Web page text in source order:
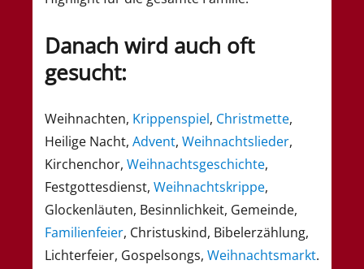
Danach wird auch oft
gesucht:
Weihnachten, Krippenspiel, Christmette,
Heilige Nacht, Advent, Weihnachtslieder,
Kirchenchor, Weihnachtsgeschichte,
Festgottesdienst, Weihnachtskrippe,
Glockenläuten, Besinnlichkeit, Gemeinde,
Familienfeier, Christuskind, Bibelerzählung,
Lichterfeier, Gospelsongs, Weihnachtsmarkt.